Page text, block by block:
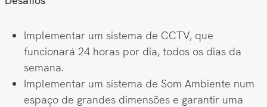
Implementar um sistema de CCTV, que
funcionará 24 horas por dia, todos os dias da
semana.
Implementar um sistema de Som Ambiente num
espaço de grandes dimensões e garantir uma